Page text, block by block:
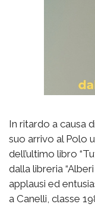
In ritardo a causa
suo arrivo al Polo
dell’ultimo libro
dalla libreria
applausi ed
a Canelli, classe